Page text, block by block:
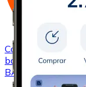
Comprar
bancaria
BAT